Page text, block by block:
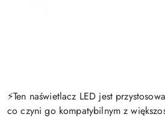
⚡️Ten naświetlacz LED jest
co czyni go kompatybilnym z